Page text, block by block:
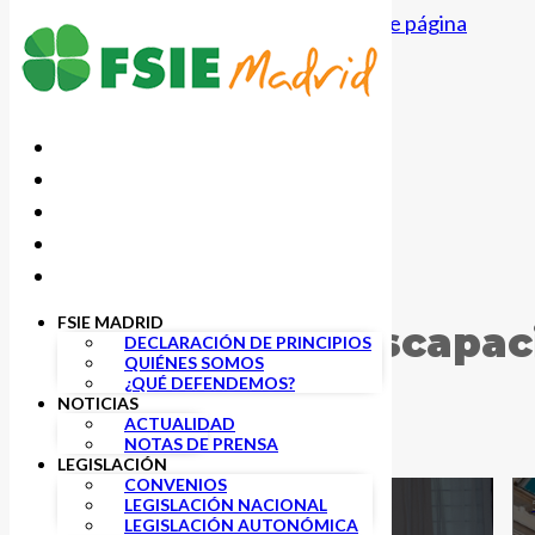
Saltar al contenido principal Saltar al pie de página
FSIE MADRID
DECLARACIÓN DE PRINCIPIOS
QUIÉNES SOMOS
¿QUÉ DEFENDEMOS?
NOTICIAS
ACTUALIDAD
NOTAS DE PRENSA
LEGISLACIÓN
CONVENIOS
LEGISLACIÓN NACIONAL
LEGISLACIÓN AUTONÓMICA
Atención a la
10 JUNIO, 2024